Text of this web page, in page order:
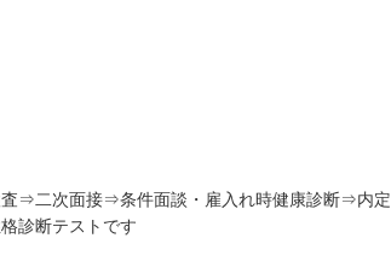
⇒二次面接⇒条件面談・雇入れ時健康診断⇒内定
診断テストです